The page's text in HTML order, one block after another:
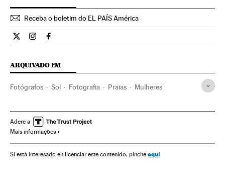
Receba o boletim do EL PAÍS América
Estilo El País Brasil en Twitter
Estilo El País Brasil en Instagram
Estilo El País Brasil en Facebook
ARQUIVADO EM
Fotógrafos Sol Fotografia Praias Mulheres
Adere a
Mais informações
Si está interesado en licenciar este contenido, pinche aquí